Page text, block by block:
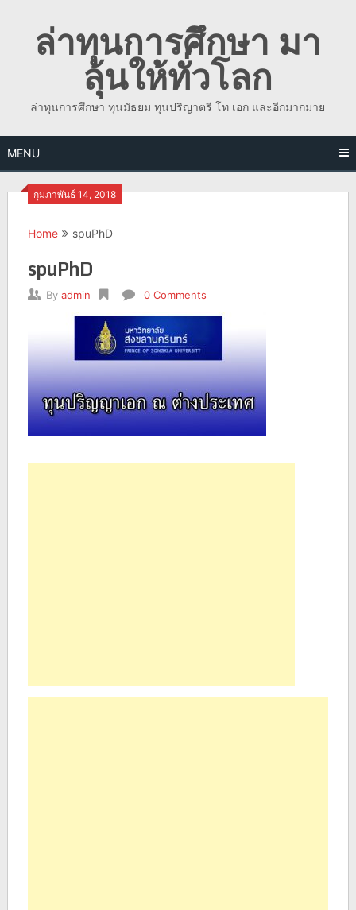
contentล่าทุนการศึกษา มา
ลุ้นให้ทั่วโลก
ล่าทุนการศึกษา ทุนมัธยม ทุนปริญาตรี โท เอก และอีกมากมาย
MENU
กุมภาพันธ์ 14, 2018
Home spuPhD
spuPhD
By admin 0 Comments